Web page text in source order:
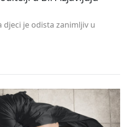
je odista zanimljiv u